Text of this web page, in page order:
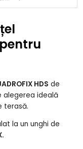
HDS de
alegerea ideală
terasă.
la un unghi de